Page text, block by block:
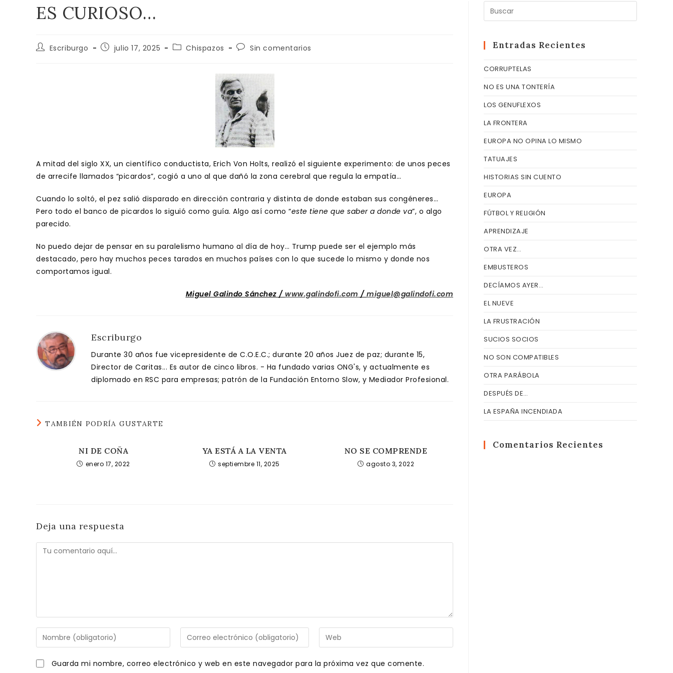
ES CURIOSO…
AutorEscriburgo
Publicación
julio 17, 2025
Categoría
Chispazos
Comentarios
entrada:
Sin comentarios
A mitad del siglo XX, un científico conductista, Erich Von Holts, realizó el siguiente experimento: de unos peces
de arrecife llamados “picardos”, cogió a uno al que dañó la zona cerebral que regula la empatía…
Cuando lo soltó, el pez salió disparado en dirección contraria y distinta de donde estaban sus congéneres…
Pero todo el banco de picardos lo siguió como guía. Algo así como “este tiene que saber a donde va”, o algo
parecido.
No puedo dejar de pensar en su paralelismo humano al día de hoy… Trump puede ser el ejemplo más
destacado, pero hay muchos peces tarados en muchos países con lo que sucede lo mismo y donde nos
comportamos igual.
Miguel Galindo Sánchez / www.galindofi.com / miguel@galindofi.com
Escriburgo
Durante 30 años fue vicepresidente de C.O.E.C.; durante 20 años Juez de paz; durante 15,
Director de Caritas... Es autor de cinco libros. - Ha fundado varias ONG's, y actualmente es
diplomado en RSC para empresas; patrón de la Fundación Entorno Slow, y Mediador Profesional.
TAMBIÉN PODRÍA GUSTARTE
NI DE COÑA
enero 17, 2022
YA ESTÁ A LA VENTA
septiembre 11, 2025
NO SE COMPRENDE
agosto 3, 2022
Deja una respuesta
Comentario
Introduce
tu
nombre
o
Introduce
tu
dirección
Introduce
la
de
Guarda mi nombre, correo electrónico y web en este navegador para la próxima vez que comente.
Escape
Entradas Recientes
CORRUPTELAS
NO ES UNA TONTERÍA
LOS GENUFLEXOS
LA FRONTERA
EUROPA NO OPINA LO MISMO
TATUAJES
HISTORIAS SIN CUENTO
EUROPA
FÚTBOL Y RELIGIÓN
APRENDIZAJE
OTRA VEZ…
EMBUSTEROS
DECÍAMOS AYER…
EL NUEVE
LA FRUSTRACIÓN
SUCIOS SOCIOS
NO SON COMPATIBLES
OTRA PARÁBOLA
DESPUÉS DE…
LA ESPAÑA INCENDIADA
Comentarios Recientes